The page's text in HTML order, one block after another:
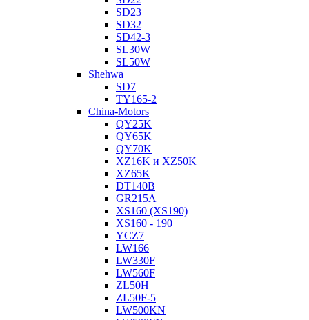
SD23
SD32
SD42-3
SL30W
SL50W
Shehwa
SD7
TY165-2
China-Motors
QY25K
QY65K
QY70K
XZ16K и XZ50K
XZ65K
DT140B
GR215A
XS160 (XS190)
XS160 - 190
YCZ7
LW166
LW330F
LW560F
ZL50H
ZL50F-5
LW500KN